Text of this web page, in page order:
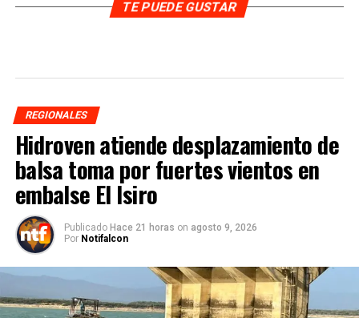
TE PUEDE GUSTAR
REGIONALES
Hidroven atiende desplazamiento de
balsa toma por fuertes vientos en
embalse El Isiro
Publicado Hace 21 horas on agosto 9, 2026
Por Notifalcon